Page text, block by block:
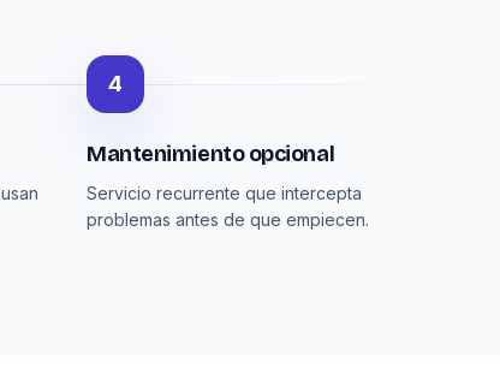
4
Mantenimiento opcional
Servicio recurrente que intercepta
problemas antes de que empiecen.